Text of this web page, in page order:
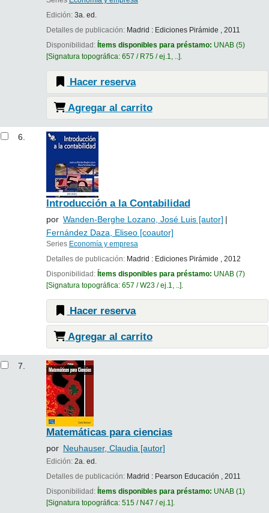
Edición: 3a. ed.
Detalles de publicación: Madrid : Ediciones Pirámide , 2011
Disponibilidad: Ítems disponibles para préstamo: UNAB(5)
Signatura topográfica: 657 / R75 / ej.1, .. .
Hacer reserva
Agregar al carrito
6.
Introducción a la Contabilidad
por Wanden-Berghe Lozano, José Luis[autor]
Fernández Daza, Eliseo[coautor]
Series Economía y empresa
Detalles de publicación: Madrid : Ediciones Pirámide , 2012
Disponibilidad: Ítems disponibles para préstamo: UNAB(7)
Signatura topográfica: 657 / W23 / ej.1, .. .
Hacer reserva
Agregar al carrito
7.
Matemáticas para ciencias
por Neuhauser, Claudia [autor]
Edición: 2a. ed.
Detalles de publicación: Madrid : Pearson Educación , 2011
Disponibilidad: Ítems disponibles para préstamo: UNAB(1)
Signatura topográfica: 515 / N47 / ej.1 .